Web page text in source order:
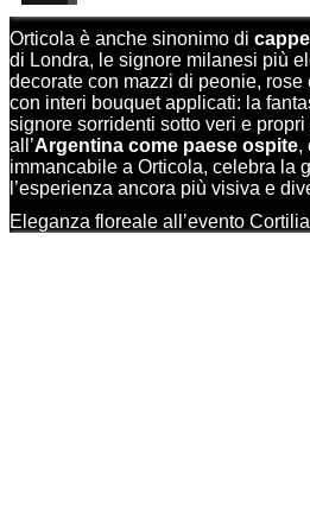
Orticola è anche sinonimo di
di Londra, le signore milanesi più
decorate con mazzi di peonie,
con interi bouquet applicati: la
signore sorridenti sotto veri e
all’Argentina come paese ospite,
immancabile a Orticola, celebra la
l’esperienza ancora più visiva e
Eleganza floreale all’evento Cortilia